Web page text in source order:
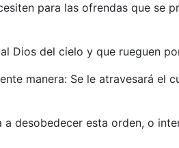
para las ofrendas que se
Dios del cielo y que rueguen
manera: Se le atravesará el
desobedecer esta orden, o